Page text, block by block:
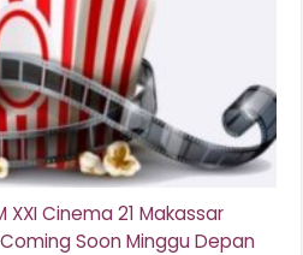
XXI Cinema 21 Makassar
Soon Minggu Depan